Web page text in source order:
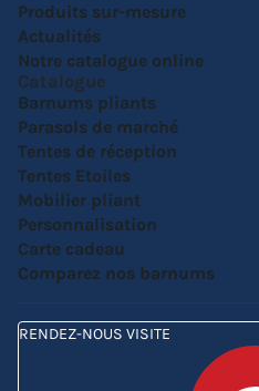
Produits sur-mesure
Actualités
Notre catalogue online
Catalogue
Barnums pliants
Parasols de marché
Tentes de réception
Tentes Etoiles
Mobilier pliant
Personnalisation
Carte cadeau
Comparez nos barnums
RENDEZ-NOUS VISITE